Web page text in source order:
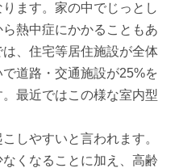
ます。家の中でじっとし
熱中症にかかることもあ
、住宅等居住施設が全体
道路・交通施設が25%を
最近ではこの様な室内型
しやすいと言われます。
くなることに加え、高齢